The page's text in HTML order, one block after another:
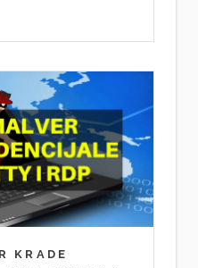
KRADE